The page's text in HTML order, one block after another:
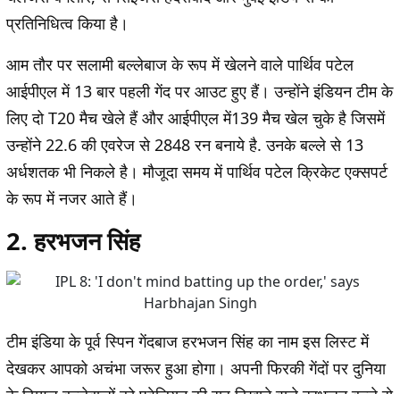
प्रतिनिधित्व किया है।
आम तौर पर सलामी बल्लेबाज के रूप में खेलने वाले पार्थिव पटेल
आईपीएल में 13 बार पहली गेंद पर आउट हुए हैं। उन्होंने इंडियन टीम के
लिए दो T20 मैच खेले हैं और आईपीएल में139 मैच खेल चुके है जिसमें
उन्होंने 22.6 की एवरेज से 2848 रन बनाये है. उनके बल्ले से 13
अर्धशतक भी निकले है। मौजूदा समय में पार्थिव पटेल क्रिकेट एक्सपर्ट
के रूप में नजर आते हैं।
2. हरभजन सिंह
टीम इंडिया के पूर्व स्पिन गेंदबाज हरभजन सिंह का नाम इस लिस्ट में
देखकर आपको अचंभा जरूर हुआ होगा। अपनी फिरकी गेंदों पर दुनिया